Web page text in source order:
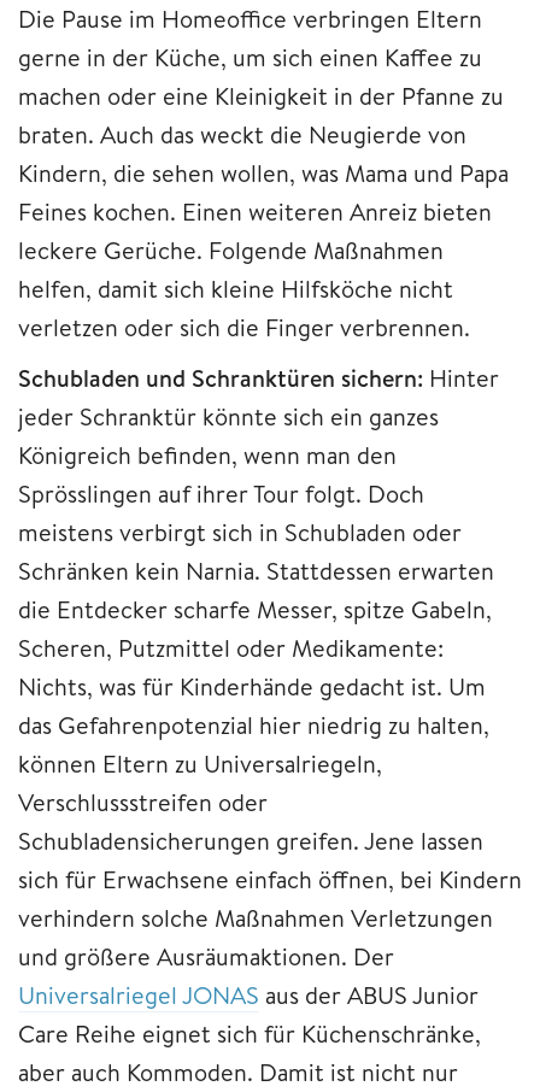
Die Pause im Homeoffice verbringen Eltern
gerne in der Küche, um sich einen Kaffee zu
machen oder eine Kleinigkeit in der Pfanne zu
braten. Auch das weckt die Neugierde von
Kindern, die sehen wollen, was Mama und Papa
Feines kochen. Einen weiteren Anreiz bieten
leckere Gerüche. Folgende Maßnahmen
helfen, damit sich kleine Hilfsköche nicht
verletzen oder sich die Finger verbrennen.
Schubladen und Schranktüren sichern: Hinter
jeder Schranktür könnte sich ein ganzes
Königreich befinden, wenn man den
Sprösslingen auf ihrer Tour folgt. Doch
meistens verbirgt sich in Schubladen oder
Schränken kein Narnia. Stattdessen erwarten
die Entdecker scharfe Messer, spitze Gabeln,
Scheren, Putzmittel oder Medikamente:
Nichts, was für Kinderhände gedacht ist. Um
das Gefahrenpotenzial hier niedrig zu halten,
können Eltern zu Universalriegeln,
Verschlussstreifen oder
Schubladensicherungen greifen. Jene lassen
sich für Erwachsene einfach öffnen, bei Kindern
verhindern solche Maßnahmen Verletzungen
und größere Ausräumaktionen. Der
Universalriegel JONAS aus der ABUS Junior
Care Reihe eignet sich für Küchenschränke,
aber auch Kommoden. Damit ist nicht nur